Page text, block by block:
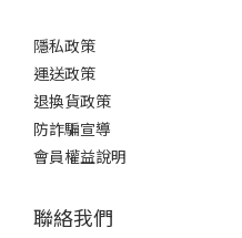
隱私政策
運送政策
退換貨政策
防詐騙宣導
會員權益說明
聯絡我們